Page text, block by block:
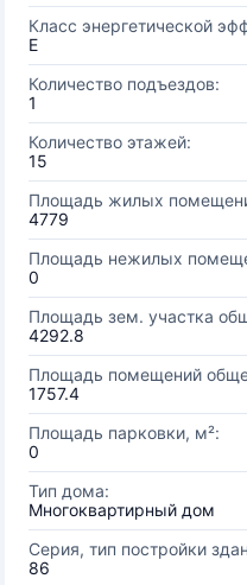
Класс энергетической
E
Количество подъездов:
1
Количество этажей:
15
Площадь жилых
4779
Площадь нежилых
0
Площадь зем. участка
4292.8
Площадь помещений
1757.4
Площадь парковки, м²:
0
Тип дома:
Многоквартирный дом
Серия, тип постройки
86